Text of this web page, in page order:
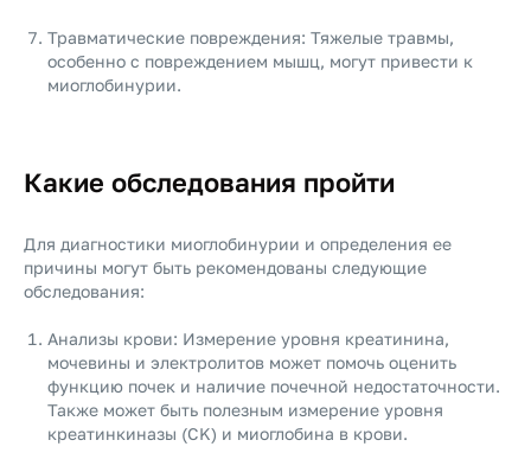
Травматические повреждения: Тяжелые травмы,
особенно с повреждением мышц, могут привести к
миоглобинурии.
Какие обследования пройти
Для диагностики миоглобинурии и определения ее
причины могут быть рекомендованы следующие
обследования:
Анализы крови: Измерение уровня креатинина,
мочевины и электролитов может помочь оценить
функцию почек и наличие почечной недостаточности.
Также может быть полезным измерение уровня
креатинкиназы (CK) и миоглобина в крови.